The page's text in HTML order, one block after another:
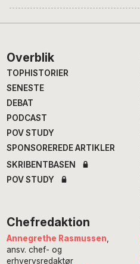
Footer
Overblik
TOPHISTORIER
SENESTE
DEBAT
PODCAST
POV STUDY
SPONSOREREDE ARTIKLER
SKRIBENTBASEN
POV STUDY
Chefredaktion
Annegrethe Rasmussen
ansv. chef- og
erhvervsredaktør